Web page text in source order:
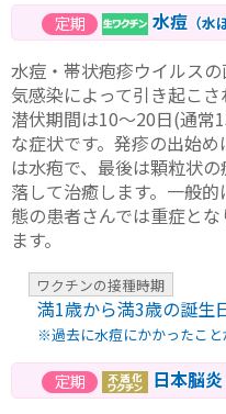
水痘 （水
水痘・帯状疱疹ウイルス
気感染によって引き起こさ
潜伏期間は10～20日(通常
な症状です。発疹の出始
は水疱で、最後は顆粒状
落して治癒します。一般
態の患者さんでは重症と
ます。
ワクチンの接種時期
満1歳から満3歳の誕生
※過去に水痘にかかったこ
日本脳炎